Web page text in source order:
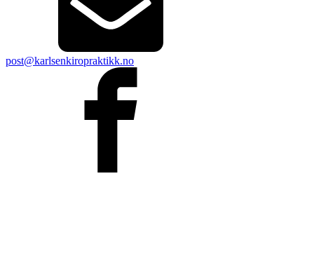
post@karlsenkiropraktikk.no